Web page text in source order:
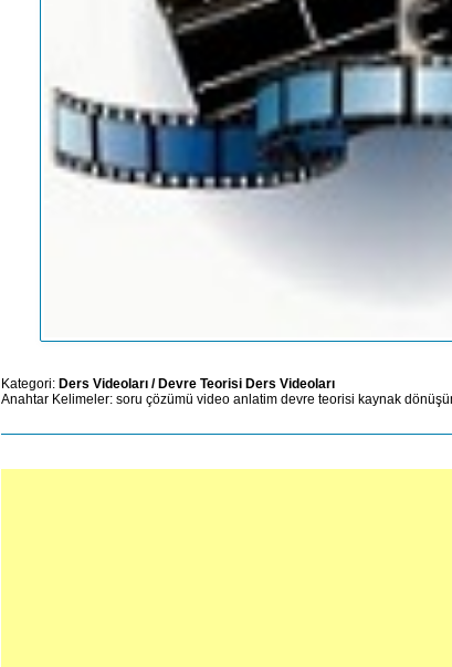
Kategori: Ders Videoları / Devre Teorisi Ders Videoları
Anahtar Kelimeler: soru çözümü video anlatim devre teorisi kaynak